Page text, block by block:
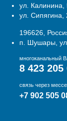
ул. Калинина,
ул. Сипягина,
196626,
п. Шушары,
многоканальный
8 423 205
связь через
+7 902 505